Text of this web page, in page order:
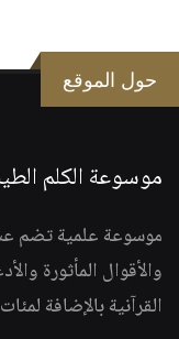
حول الموقع
موسوعة الكلم
موسوعة علمية تضم
والأقوال المأثورة
القرآنية بالإضافة